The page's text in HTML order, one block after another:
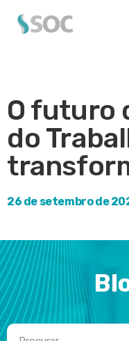
O futuro
do
26 de setembro de